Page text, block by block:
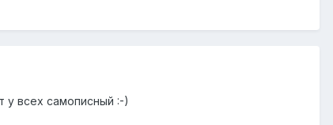
у всех самописный :-)